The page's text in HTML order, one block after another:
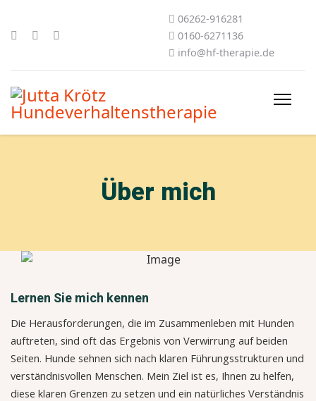
06262-916281
0160-6271136
info@hf-therapie.de
Über mich
Lernen Sie mich kennen
Die Herausforderungen, die im Zusammenleben mit Hunden
auftreten, sind oft das Ergebnis von Verwirrung auf beiden
Seiten. Hunde sehnen sich nach klaren Führungsstrukturen und
verständnisvollen Menschen. Mein Ziel ist es, Ihnen zu helfen,
diese klaren Grenzen zu setzen und ein natürliches Verständnis